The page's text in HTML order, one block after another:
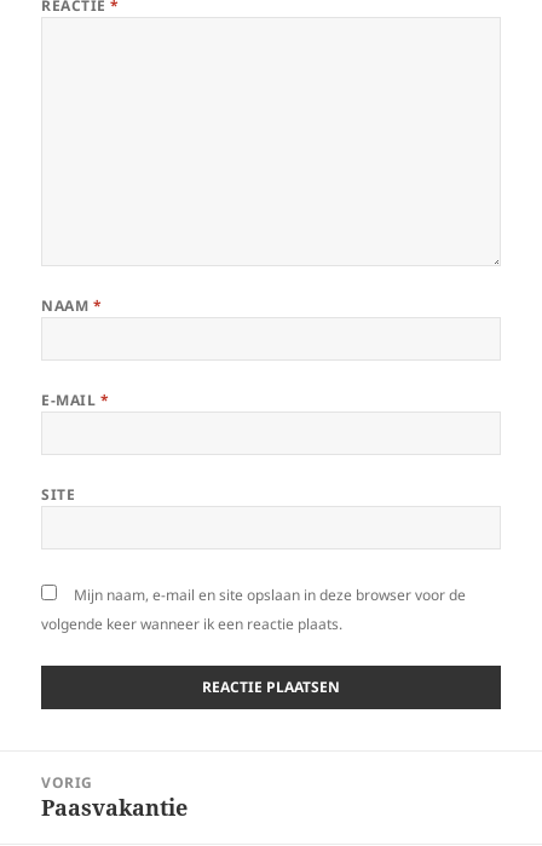
REACTIE*
NAAM *
E-MAIL *
SITE
Mijn naam, e-mail en site opslaan in deze browser voor de
volgende keer wanneer ik een reactie plaats.
navigatie
VORIG
Vorig
Paasvakantie